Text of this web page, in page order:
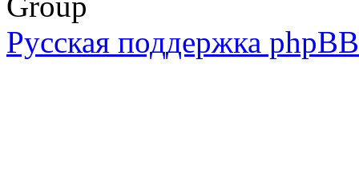
Русская поддержка phpBB